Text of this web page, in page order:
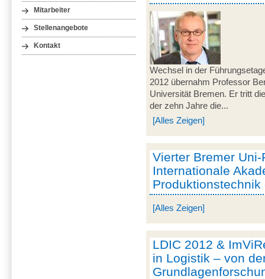
Mitarbeiter
Stellenangebote
Kontakt
Wechsel in der
2012 übernahm Professor
Universität Bremen. Er tritt
der zehn Jahre die...
[Alles Zeigen]
Vierter Bremer
Internationale
Produktionstechnik
[Alles Zeigen]
LDIC 2012 &
in Logistik – von